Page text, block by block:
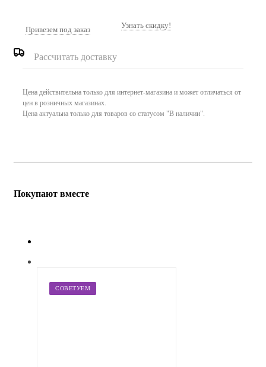
Привезем под заказ Узнать скидку!
Рассчитать доставку
Цена действительна только для интернет-магазина и может отличаться от
цен в розничных магазинах.
Цена актуальна только для товаров со статусом "В наличии".
Покупают вместе
СОВЕТУЕМ